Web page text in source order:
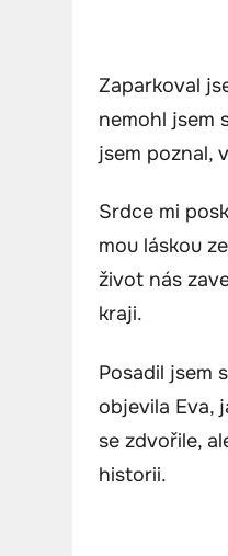
Zaparkoval
nemohl jsem
jsem poznal,
Srdce mi
mou láskou
život nás
kraji.
Posadil jsem
objevila Eva,
se zdvořile,
historii.